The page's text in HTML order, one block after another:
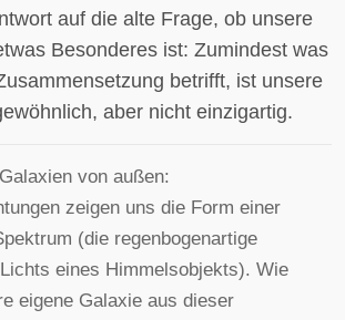
auf die alte Frage, ob unsere
Besonderes ist: Zumindest was
betrifft, ist unsere
aber nicht einzigartig.
von außen:
zeigen uns die Form einer
(die regenbogenartige
eines Himmelsobjekts). Wie
eigene Galaxie aus dieser